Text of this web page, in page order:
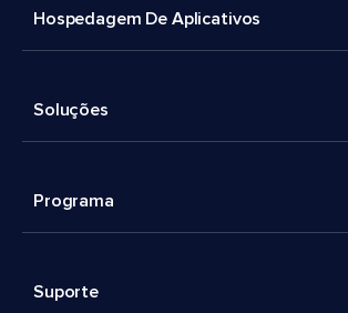
Hospedagem De Aplicativos
Soluções
Programa
Suporte